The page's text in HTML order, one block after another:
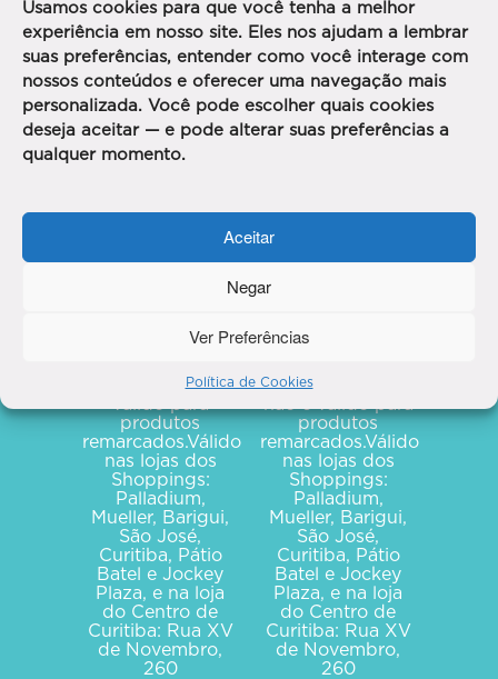
Usamos cookies para que você tenha a melhor
experiência em nosso site. Eles nos ajudam a lembrar
suas preferências, entender como você interage com
nossos conteúdos e oferecer uma navegação mais
personalizada. Você pode escolher quais cookies
deseja aceitar — e pode alterar suas preferências a
qualquer momento.
Aceitar
Negar
Ver Preferências
Política de Cookies
EXCLUSIVO PARAALICES DE
CARTEIRINHA
MyComfort para
Alices de
Desconto não é
produtos
remarcados.Válido
nas lojas dos
Shoppings:
Palladium,
Mueller, Barigui,
São José,
Curitiba, Pátio
Batel e Jockey
Plaza, e na loja
do Centro de
Curitiba: Rua XV
de Novembro,
260
MyComfort para
Black. Desconto
produtos
remarcados.Válido
nas lojas dos
Shoppings:
Palladium,
Mueller, Barigui,
São José,
Curitiba, Pátio
Batel e Jockey
Plaza, e na loja
do Centro de
Curitiba: Rua XV
de Novembro,
260